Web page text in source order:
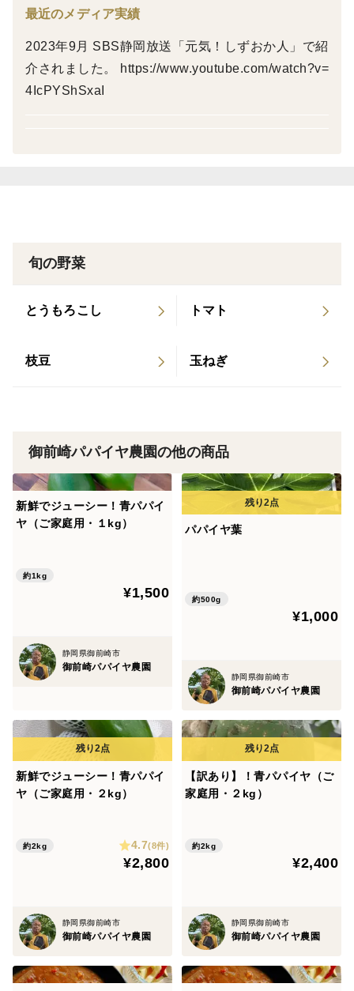
健康に！
☆☆☆☆☆☆
パパイヤの使い方がわかるパンフレットも同封します。
※よく噛んでお召し上がりください。
品種の特徴
最近のメディア実績
2023年9月 SBS静岡放送「元気！しずおか人」で紹
介されました。 https://www.youtube.com/watch?v=
4IcPYShSxaI
旬の野菜
とうもろこし トマト
枝豆 玉ねぎ
御前崎パパイヤ農園の他の商品
新鮮でジューシー！青パパイ
ヤ（ご家庭用・１kg）
約1kg
¥1,500
静岡県御前崎市
御前崎パパイヤ農園
パパイヤ葉
約500g
¥1,000
静岡県御前崎市
御前崎パパイヤ農園
新鮮でジューシー！青パパイ
ヤ（ご家庭用・２kg）
約2kg 4.7(8件)
¥2,800
静岡県御前崎市
御前崎パパイヤ農園
【訳あり】！青パパイヤ（ご
家庭用・２kg）
約2kg
¥2,400
静岡県御前崎市
御前崎パパイヤ農園